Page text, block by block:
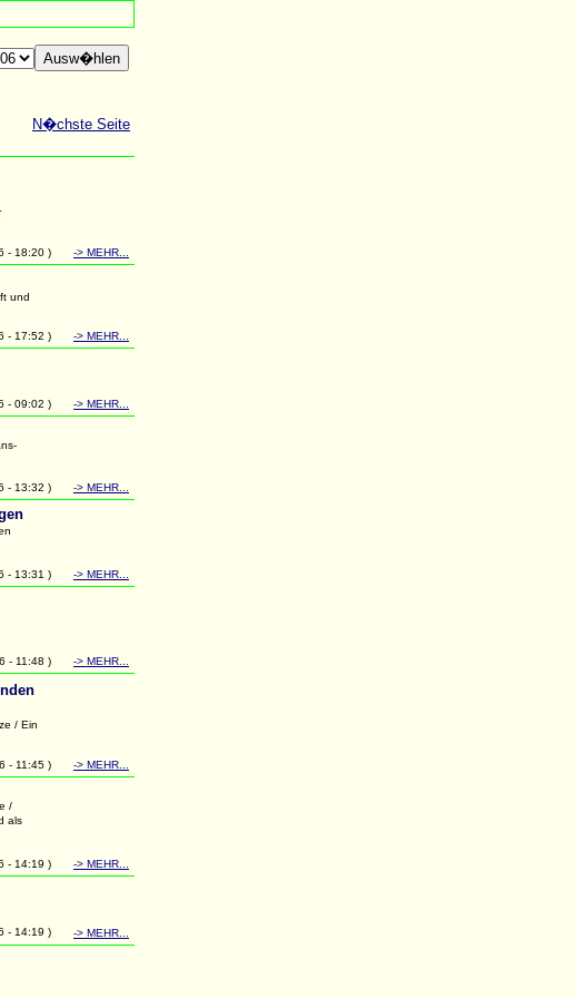
N�chste Seite
- 18:20 ) -> MEHR...
und
- 17:52 ) -> MEHR...
- 09:02 ) -> MEHR...
- 13:32 ) -> MEHR...
- 13:31 ) -> MEHR...
- 11:48 ) -> MEHR...
/ Ein
- 11:45 ) -> MEHR...
/
als
- 14:19 ) -> MEHR...
- 14:19 ) -> MEHR...